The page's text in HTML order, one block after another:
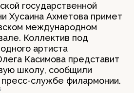
государственной
Хусаина Ахметова примет
международном
Коллектив под
артиста
Касимова представит
школу, сообщили
службе филармонии.